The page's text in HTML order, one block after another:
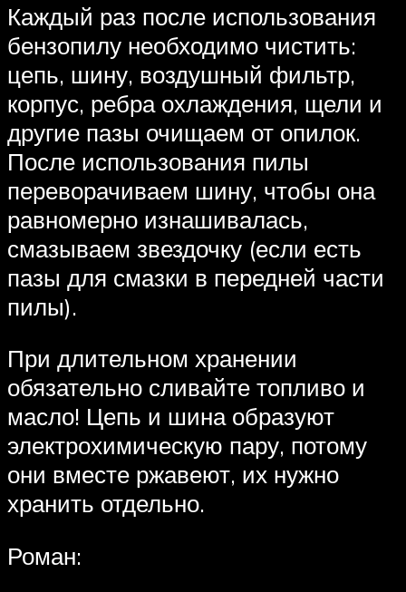
Каждый раз после использования
бензопилу необходимо чистить:
цепь, шину, воздушный фильтр,
корпус, ребра охлаждения, щели и
другие пазы очищаем от опилок.
После использования пилы
переворачиваем шину, чтобы она
равномерно изнашивалась,
смазываем звездочку (если есть
пазы для смазки в передней части
пилы).
При длительном хранении
обязательно сливайте топливо и
масло! Цепь и шина образуют
электрохимическую пару, потому
они вместе ржавеют, их нужно
хранить отдельно.
Роман: